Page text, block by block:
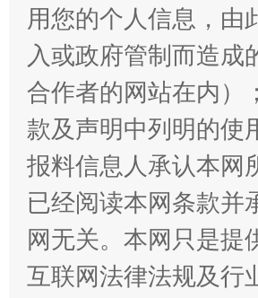
受贿1.44亿！段成刚被判无期
用您的个人信息，由
入或政府管制而造成
合作者的网站在内）；
款及声明中列明的使
报料信息人承认本网
已经阅读本网条款并
网无关。本网只是提
互联网法律法规及行